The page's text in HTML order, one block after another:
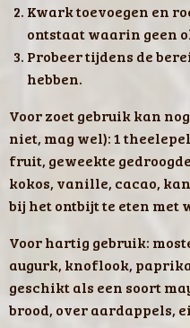
Kwark toevoegen en
ontstaat waarin geen
Probeer tijdens de
hebben.
Voor zoet gebruik kan
niet, mag wel): 1
fruit, geweekte
kokos, vanille, cacao,
bij het ontbijt te eten met
Voor hartig gebruik:
augurk, knoflook,
geschikt als een soort
brood, over aardappels,